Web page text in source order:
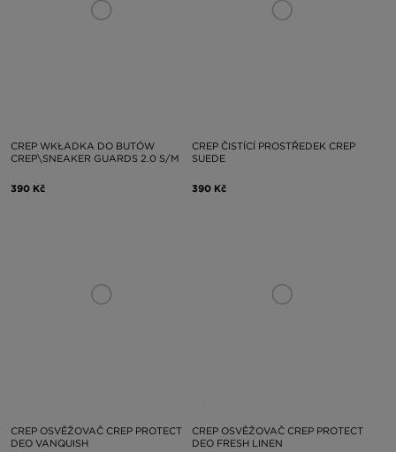
CREP WKŁADKA DO BUTÓW
CREP\SNEAKER GUARDS 2.0 S/M
390 Kč
CREP ČISTÍCÍ PROSTŘEDEK CREP
SUEDE
390 Kč
CREP OSVĚŽOVAČ CREP PROTECT
DEO VANQUISH
CREP OSVĚŽOVAČ CREP PROTECT
DEO FRESH LINEN